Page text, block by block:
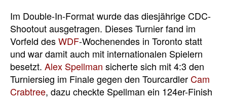
Im Double-In-Format wurde das diesjährige CDC-
Shootout ausgetragen. Dieses Turnier fand im
Vorfeld desWDF-Wochenendes in Toronto statt
und war damit auch mit internationalen Spielern
besetzt. Alex Spellman sicherte sich mit 4:3 den
Turniersieg im Finale gegen den TourcardlerCam
Crabtree, dazu checkte Spellman ein 124er-Finish